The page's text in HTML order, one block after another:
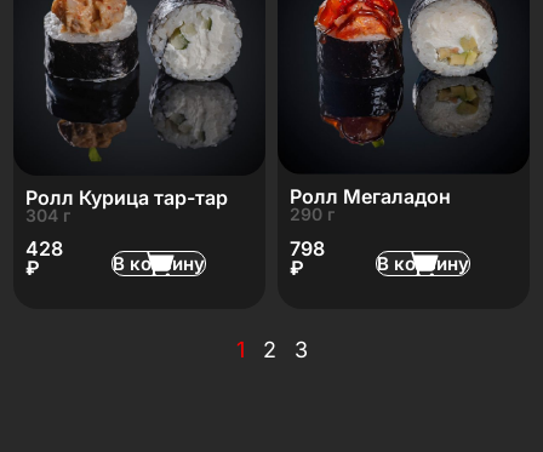
Ролл Курица тар-тар
304 г
428
₽
В корзину
Ролл Мегаладон
290 г
798
₽
В корзину
1 2 3